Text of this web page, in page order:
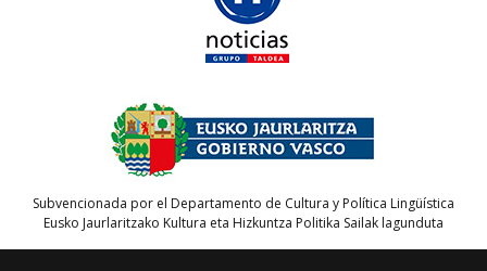
Subvencionada por el Departamento de Cultura y Política Lingüística
Eusko Jaurlaritzako Kultura eta Hizkuntza Politika Sailak lagunduta